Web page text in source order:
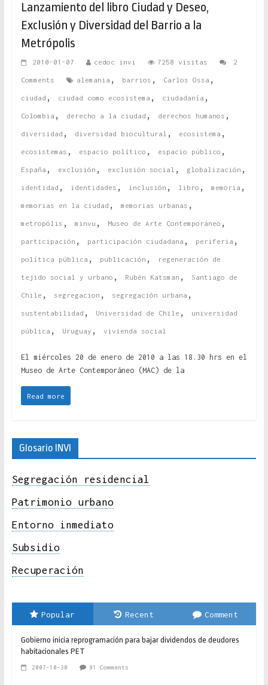
Lanzamiento del libro Ciudad y Deseo,
Exclusión y Diversidad del Barrio a la
Metrópolis
2010-01-07 cedoc invi 7258 visitas 2
Comments alemania , barrios , Carlos Ossa ,
ciudad , ciudad como ecosistema , ciudadanía ,
Colombia , derecho a la ciudad , derechos humanos ,
diversidad , diversidad biocultural , ecosistema ,
ecosistemas , espacio político , espacio público ,
España , exclusión , exclusión social , globalización ,
identidad , identidades , inclusión , libro , memoria ,
memorias en la ciudad , memorias urbanas ,
metropólis , minvu , Museo de Arte Contemporáneo ,
participación , participación ciudadana , periferia ,
política pública , publicación , regeneración de
tejido social y urbano , Rubén Katsman , Santiago de
Chile , segregacion , segregación urbana ,
sustentabilidad , Universidad de Chile , universidad
pública , Uruguay , vivienda social
El miércoles 20 de enero de 2010 a las 18.30 hrs en el
Museo de Arte Contemporáneo (MAC) de la
Read more
Glosario INVI
Segregación residencial
Patrimonio urbano
Entorno inmediato
Subsidio
Recuperación
Popular Recent Comment
Gobierno inicia reprogramación para bajar dividendos de deudores
habitacionales PET
2007-10-30 91 Comments